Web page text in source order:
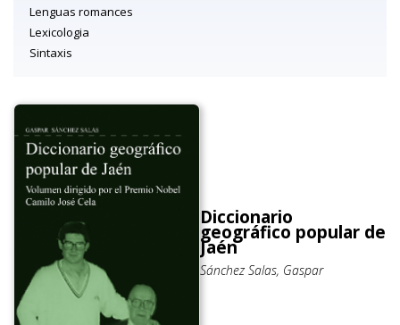
Lenguas romances
Lexicologia
Sintaxis
Diccionario
geográfico popular de
Jaén
Sánchez Salas, Gaspar